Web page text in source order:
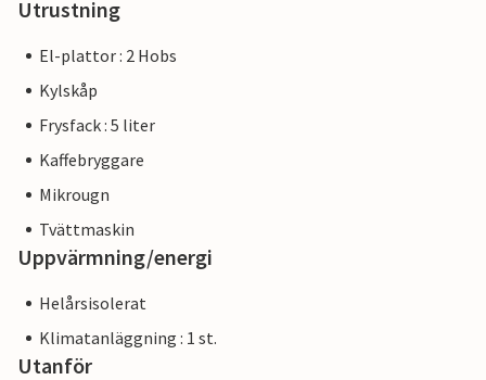
Utrustning
El-plattor : 2 Hobs
Kylskåp
Frysfack : 5 liter
Kaffebryggare
Mikrougn
Tvättmaskin
Uppvärmning/energi
Helårsisolerat
Klimatanläggning : 1 st.
Utanför